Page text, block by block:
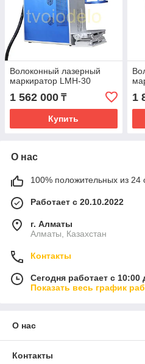
Волоконный лазерный
маркиратор LMH-30
1 562 000 ₸
Купить
1
О нас
100% положительных из 24
Работает с 20.10.2022
г. Алматы
Алматы, Казахстан
Контакты
Сегодня работает с 10:00
Показать весь график
О нас
Контакты